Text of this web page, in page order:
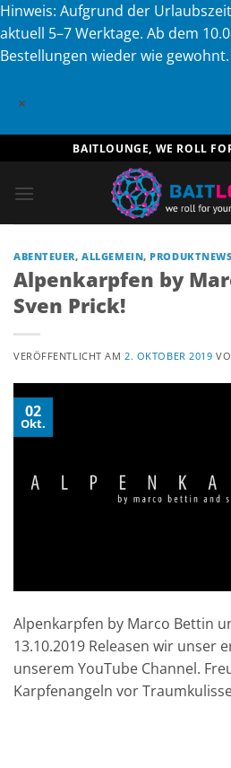
Hinweis: Aufgrund der
aktuell 5–7 Werktage. Ab dem
Bestellungen wieder wie gewohnt.
×
Inhalt
springen
BAITLOUNGE, WE ROLL
ABENTEUER,ALLGEMEIN,PRODUKTNEWS
Alpenkarpfen by
Sven Prick!
VERÖFFENTLICHT AM 2. OKTOBER 2019
02
Okt.
Alpenkarpfen by Marco Bettin
13.10.2019 Releasen wir unser
unserem YouTube Channel.
Karpfenangeln vor